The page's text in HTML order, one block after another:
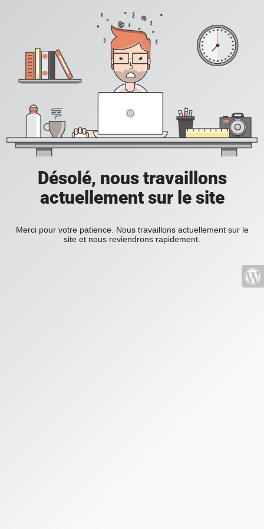
Désolé, nous travaillons
actuellement sur le site
Merci pour votre patience. Nous travaillons actuellement sur le
site et nous reviendrons rapidement.